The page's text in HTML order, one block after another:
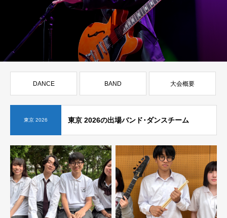
DANCE BAND 大会概要
東京 2026 東京 2026の出場バンド･ダンスチーム